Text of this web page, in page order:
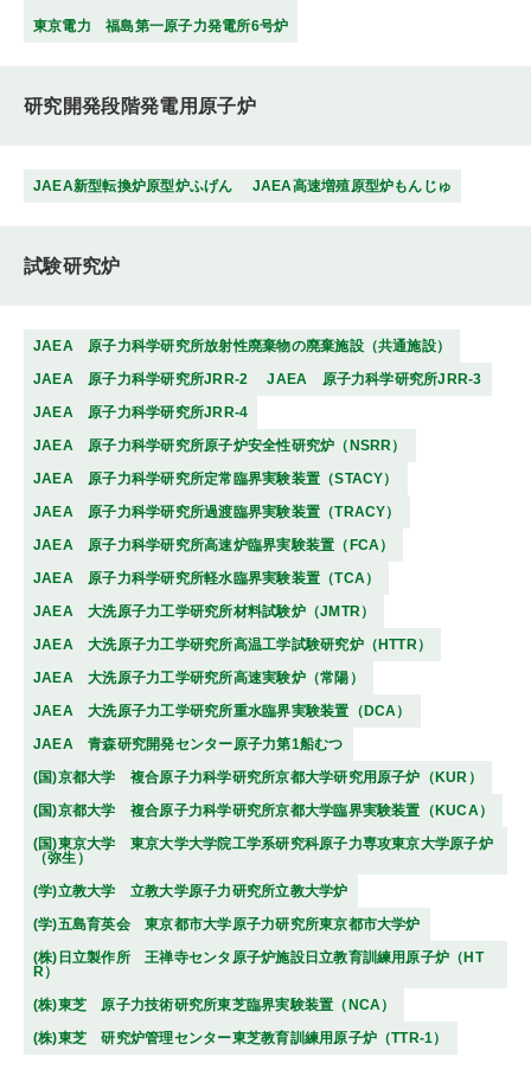
東京電力 福島第一原子力発電所6号炉
研究開発段階発電用原子炉
JAEA新型転換炉原型炉ふげん JAEA高速増殖原型炉もんじゅ
試験研究炉
JAEA 原子力科学研究所放射性廃棄物の廃棄施設（共通施設）
JAEA 原子力科学研究所JRR-2
JAEA 原子力科学研究所JRR-3
JAEA 原子力科学研究所JRR-4
JAEA 原子力科学研究所原子炉安全性研究炉（NSRR）
JAEA 原子力科学研究所定常臨界実験装置（STACY）
JAEA 原子力科学研究所過渡臨界実験装置（TRACY）
JAEA 原子力科学研究所高速炉臨界実験装置（FCA）
JAEA 原子力科学研究所軽水臨界実験装置（TCA）
JAEA 大洗原子力工学研究所材料試験炉（JMTR）
JAEA 大洗原子力工学研究所高温工学試験研究炉（HTTR）
JAEA 大洗原子力工学研究所高速実験炉（常陽）
JAEA 大洗原子力工学研究所重水臨界実験装置（DCA）
JAEA 青森研究開発センター原子力第1船むつ
(国)京都大学 複合原子力科学研究所京都大学研究用原子炉（KUR）
(国)京都大学 複合原子力科学研究所京都大学臨界実験装置（KUCA）
(国)東京大学 東京大学大学院工学系研究科原子力専攻東京大学原子炉
（弥生）
(学)立教大学 立教大学原子力研究所立教大学炉
(学)五島育英会 東京都市大学原子力研究所東京都市大学炉
(株)日立製作所 王禅寺センタ原子炉施設日立教育訓練用原子炉（HT
R）
(株)東芝 原子力技術研究所東芝臨界実験装置（NCA）
(株)東芝 研究炉管理センター東芝教育訓練用原子炉（TTR-1）